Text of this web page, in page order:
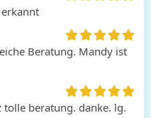
Beratung. Mandy ist
tolle beratung. danke. lg.